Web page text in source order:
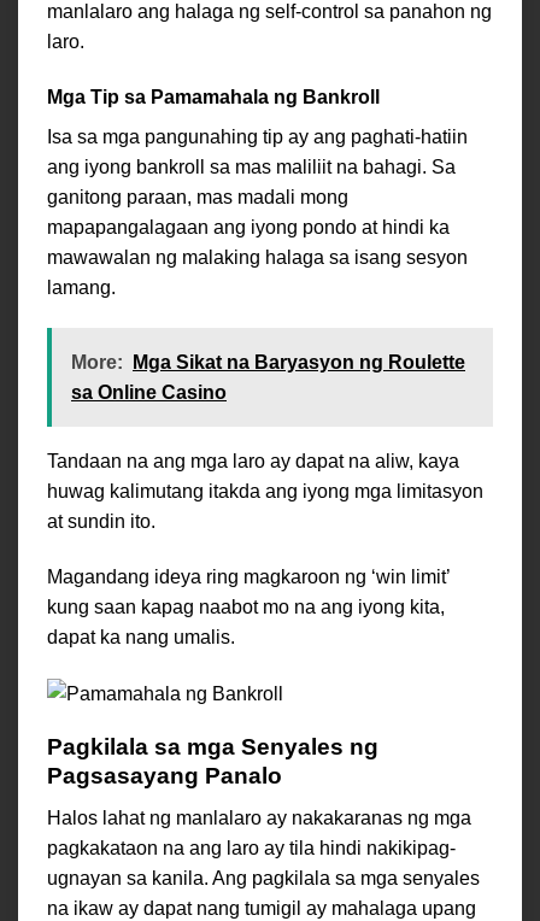
manlalaro ang halaga ng self-control sa panahon ng
laro.
Mga Tip sa Pamamahala ng Bankroll
Isa sa mga pangunahing tip ay ang paghati-hatiin
ang iyong bankroll sa mas maliliit na bahagi. Sa
ganitong paraan, mas madali mong
mapapangalagaan ang iyong pondo at hindi ka
mawawalan ng malaking halaga sa isang sesyon
lamang.
More:
Mga Sikat na Baryasyon ng Roulette
sa Online Casino
Tandaan na ang mga laro ay dapat na aliw, kaya
huwag kalimutang itakda ang iyong mga limitasyon
at sundin ito.
Magandang ideya ring magkaroon ng ‘win limit’
kung saan kapag naabot mo na ang iyong kita,
dapat ka nang umalis.
Pagkilala sa mga Senyales ng
Pagsasayang Panalo
Halos lahat ng manlalaro ay nakakaranas ng mga
pagkakataon na ang laro ay tila hindi nakikipag-
ugnayan sa kanila. Ang pagkilala sa mga senyales
na ikaw ay dapat nang tumigil ay mahalaga upang